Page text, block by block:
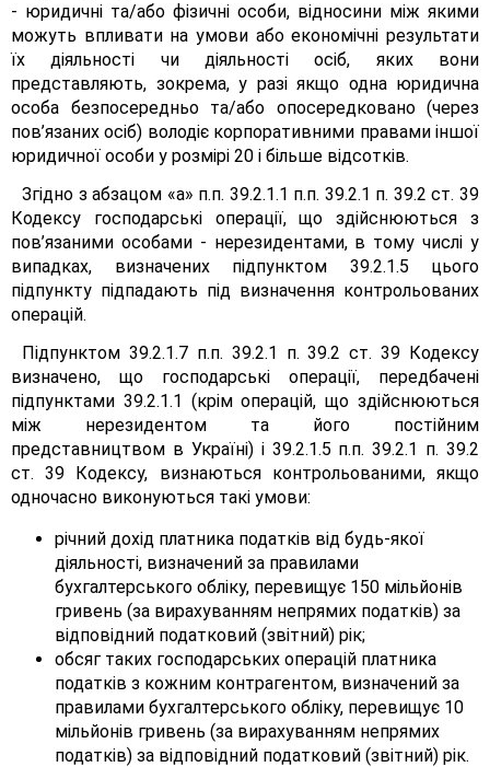
- юридичні та/або фізичні особи, відносини між якими
можуть впливати на умови або економічні результати
їх діяльності чи діяльності осіб, яких вони
представляють, зокрема, у разі якщо одна юридична
особа безпосередньо та/або опосередковано (через
пов’язаних осіб) володіє корпоративними правами іншої
юридичної особи у розмірі 20 і більше відсотків.
Згідно з абзацом «а» п.п. 39.2.1.1 п.п. 39.2.1 п. 39.2 ст. 39
Кодексу господарські операції, що здійснюються з
пов’язаними особами - нерезидентами, в тому числі у
випадках, визначених підпунктом 39.2.1.5 цього
підпункту підпадають під визначення контрольованих
операцій.
Підпунктом 39.2.1.7 п.п. 39.2.1 п. 39.2 ст. 39 Кодексу
визначено, що господарські операції, передбачені
підпунктами 39.2.1.1 (крім операцій, що здійснюються
між нерезидентом та його постійним
представництвом в Україні) і 39.2.1.5 п.п. 39.2.1 п. 39.2
ст. 39 Кодексу, визнаються контрольованими, якщо
одночасно виконуються такі умови:
річний дохід платника податків від будь-якої
діяльності, визначений за правилами
бухгалтерського обліку, перевищує 150 мільйонів
гривень (за вирахуванням непрямих податків) за
відповідний податковий (звітний) рік;
обсяг таких господарських операцій платника
податків з кожним контрагентом, визначений за
правилами бухгалтерського обліку, перевищує 10
мільйонів гривень (за вирахуванням непрямих
податків) за відповідний податковий (звітний) рік.